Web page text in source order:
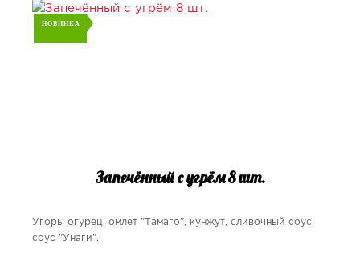
НОВИНКА
Запечённый с угрём 8 шт.
Угорь, огурец, омлет "Тамаго", кунжут, сливочный соус,
соус "Унаги".